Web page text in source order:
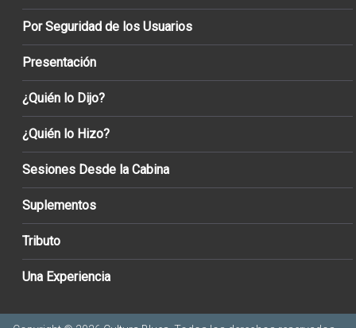
Por Seguridad de los Usuarios
Presentación
¿Quién lo Dijo?
¿Quién lo Hizo?
Sesiones Desde la Cabina
Suplementos
Tributo
Una Experiencia